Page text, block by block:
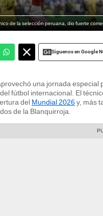
de la selección peruana, dio fuerte
Siguenos en Google
una jornada especial
fútbol internacional. El
del Mundial 2026y, más
de la Blanquirroja.